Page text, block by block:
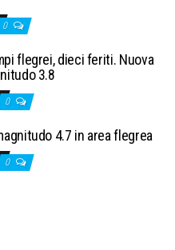
0
flegrei, dieci feriti. Nuova
3.8
0
4.7 in area flegrea
0